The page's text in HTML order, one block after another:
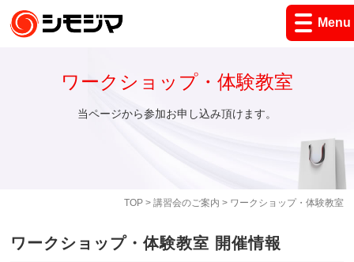
Menu
TOP> 講習会のご案内 > ワークショップ・体験教室
ワークショップ・体験教室
当ページから参加お申し込み頂けます。
ワークショップ・体験教室 開催情報